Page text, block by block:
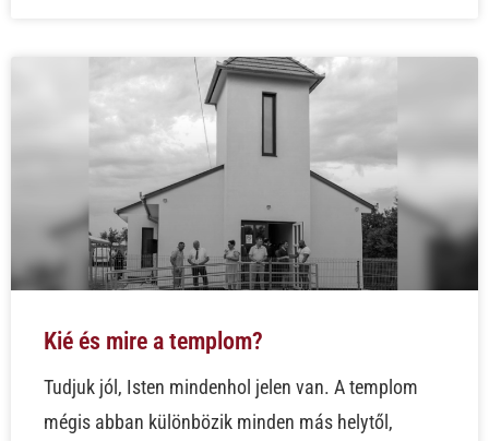
Kié és mire a templom?
Tudjuk jól, Isten mindenhol jelen van. A templom
mégis abban különbözik minden más helytől,